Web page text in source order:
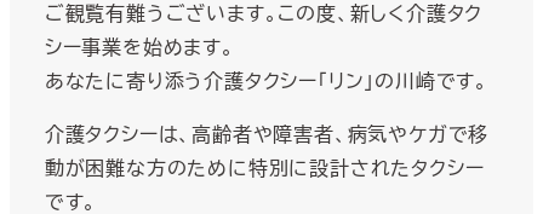
ご観覧有難うございます。この度、新しく介護タク
シー事業を始めます。
あなたに寄り添う介護タクシー「リン」の川崎です。
介護タクシーは、高齢者や障害者、病気やケガで移
動が困難な方のために特別に設計されたタクシー
です。